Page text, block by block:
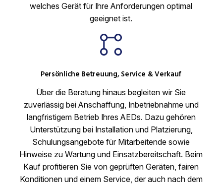
welches Gerät für Ihre Anforderungen optimal
geeignet ist.
Persönliche Betreuung, Service & Verkauf
Über die Beratung hinaus begleiten wir Sie
zuverlässig bei Anschaffung, Inbetriebnahme und
langfristigem Betrieb Ihres AEDs. Dazu gehören
Unterstützung bei Installation und Platzierung,
Schulungsangebote für Mitarbeitende sowie
Hinweise zu Wartung und Einsatzbereitschaft. Beim
Kauf profitieren Sie von geprüften Geräten, fairen
Konditionen und einem Service, der auch nach dem